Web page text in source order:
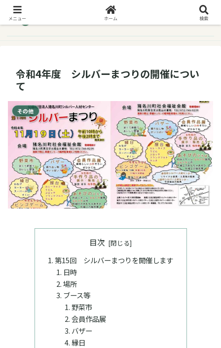
令和4年度 シルバーまつりの開催につい
て
その他
目次
第15回 シルバーまつりを開催します
日時
場所
ブース等
野菜市
会員作品展
バザー
縁日
メニュー ホーム 検索